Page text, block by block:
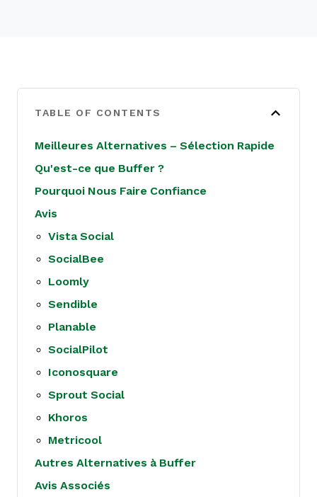
TABLE OF CONTENTS
Meilleures Alternatives – Sélection Rapide
Qu'est-ce que Buffer ?
Pourquoi Nous Faire Confiance
Avis
Vista Social
SocialBee
Loomly
Sendible
Planable
SocialPilot
Iconosquare
Sprout Social
Khoros
Metricool
Autres Alternatives à Buffer
Avis Associés